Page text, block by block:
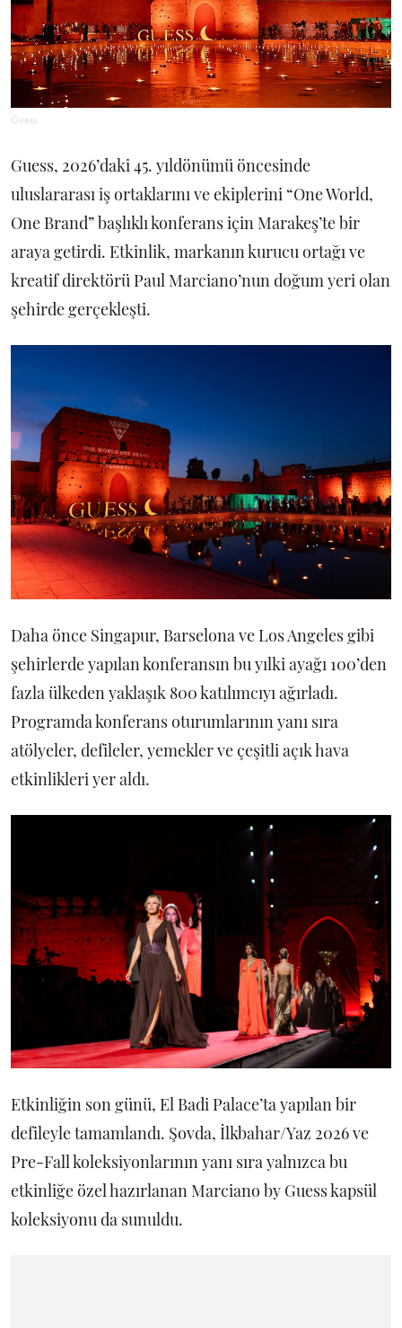
Guess
Guess, 2026’daki 45. yıldönümü öncesinde
uluslararası iş ortaklarını ve ekiplerini “One World,
One Brand” başlıklı konferans için Marakeş’te bir
araya getirdi. Etkinlik, markanın kurucu ortağı ve
kreatif direktörü Paul Marciano’nun doğum yeri olan
şehirde gerçekleşti.
Daha önce Singapur, Barselona ve Los Angeles gibi
şehirlerde yapılan konferansın bu yılki ayağı 100’den
fazla ülkeden yaklaşık 800 katılımcıyı ağırladı.
Programda konferans oturumlarının yanı sıra
atölyeler, defileler, yemekler ve çeşitli açık hava
etkinlikleri yer aldı.
Etkinliğin son günü, El Badi Palace’ta yapılan bir
defileyle tamamlandı. Şovda, İlkbahar/Yaz 2026 ve
Pre-Fall koleksiyonlarının yanı sıra yalnızca bu
etkinliğe özel hazırlanan Marciano by Guess kapsül
koleksiyonu da sunuldu.